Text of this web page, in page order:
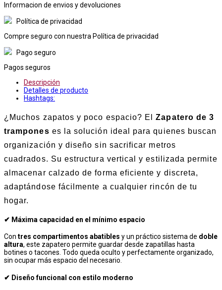
Informacion de envios y devoluciones
Política de privacidad
Compre seguro con nuestra Política de privacidad
Pago seguro
Pagos seguros
Descripción
Detalles de producto
Hashtags:
¿Muchos zapatos y poco espacio? ElZapatero de 3
trampones es la solución ideal para quienes buscan
organización y diseño sin sacrificar metros
cuadrados. Su estructura vertical y estilizada permite
almacenar calzado de forma eficiente y discreta,
adaptándose fácilmente a cualquier rincón de tu
hogar.
✔ Máxima capacidad en el mínimo espacio
Con tres compartimentos abatibles y un práctico sistema de doble
altura, este zapatero permite guardar desde zapatillas hasta
botines o tacones. Todo queda oculto y perfectamente organizado,
sin ocupar más espacio del necesario.
✔ Diseño funcional con estilo moderno